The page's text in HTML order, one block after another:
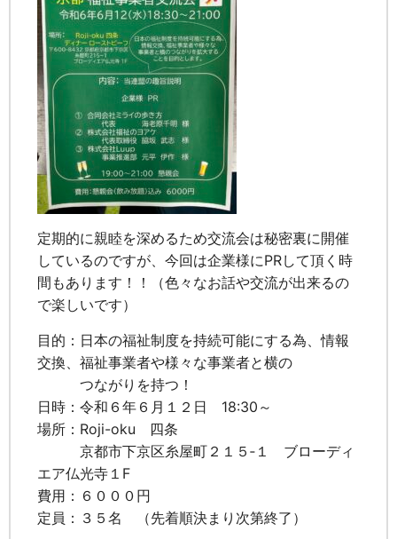
定期的に親睦を深めるため交流会は秘密裏に開催
しているのですが、今回は企業様にPRして頂く時
間もあります！！（色々なお話や交流が出来るの
で楽しいです）
目的：日本の福祉制度を持続可能にする為、情報
交換、福祉事業者や様々な事業者と横の
つながりを持つ！
日時：令和６年６月１２日 18:30～
場所：Roji-oku 四条
京都市下京区糸屋町２１５‐１ ブローディ
エア仏光寺１F
費用：６０００円
定員：３５名 （先着順決まり次第終了）